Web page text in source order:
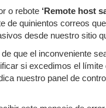
o rebote ‘Remote host
de quinientos correos
desde nuestro sitio
que el inconveniente
si excedimos el
nuestro panel de